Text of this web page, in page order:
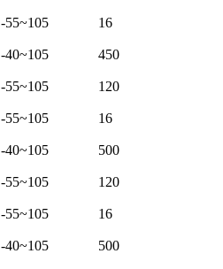
-55~105 16
-40~105 450
-55~105 120
-55~105 16
-40~105 500
-55~105 120
-55~105 16
-40~105 500